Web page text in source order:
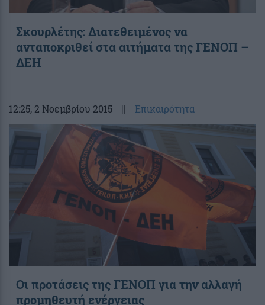
Σκουρλέτης: Διατεθειμένος να
ανταποκριθεί στα αιτήματα της ΓΕΝΟΠ –
ΔΕΗ
12:25, 2 Νοεμβρίου 2015 || Επικαιρότητα
Οι προτάσεις της ΓΕΝΟΠ για την αλλαγή
προμηθευτή ενέργειας